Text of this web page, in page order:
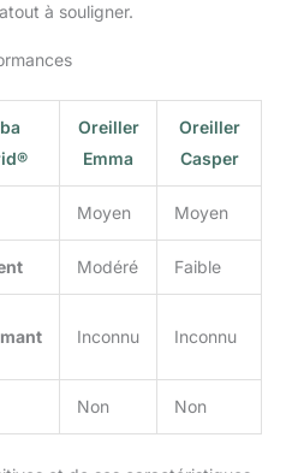
à souligner.
Oreiller
Emma
Oreiller
Casper
Moyen Moyen
Modéré Faible
Inconnu Inconnu
Non Non